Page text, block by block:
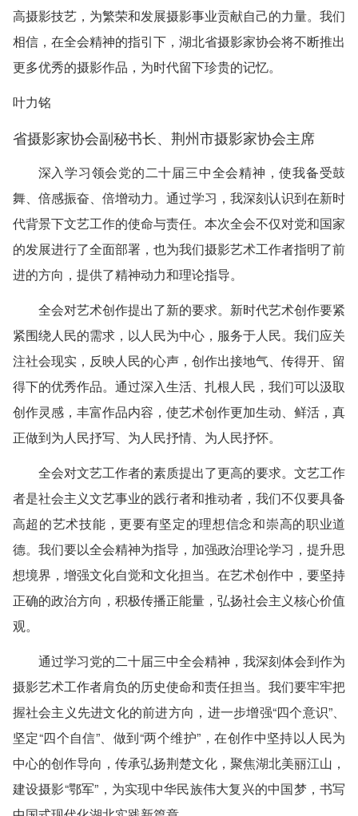
高摄影技艺，‌为繁荣和发展摄影事业贡献自己的力量。我们
相信，‌在全会精神的指引下，‌湖北省摄影家协会将不断推出
更多优秀的摄影作品，‌为时代留下珍贵的记忆。
叶力铭
省摄影家协会副秘书长、荆州市摄影家协会主席
深入学习领会党的二十届三中全会精神，使我备受鼓
舞、倍感振奋、倍增动力。通过学习，我深刻认识到在新时
代背景下文艺工作的使命与责任。本次全会不仅对党和国家
的发展进行了全面部署，也为我们摄影艺术工作者指明了前
进的方向，提供了精神动力和理论指导。
全会对艺术创作提出了新的要求。新时代艺术创作要紧
紧围绕人民的需求，以人民为中心，服务于人民。我们应关
注社会现实，反映人民的心声，创作出接地气、传得开、留
得下的优秀作品。通过深入生活、扎根人民，我们可以汲取
创作灵感，丰富作品内容，使艺术创作更加生动、鲜活，真
正做到为人民抒写、为人民抒情、为人民抒怀。
全会对文艺工作者的素质提出了更高的要求。文艺工作
者是社会主义文艺事业的践行者和推动者，我们不仅要具备
高超的艺术技能，更要有坚定的理想信念和崇高的职业道
德。我们要以全会精神为指导，加强政治理论学习，提升思
想境界，增强文化自觉和文化担当。在艺术创作中，要坚持
正确的政治方向，积极传播正能量，弘扬社会主义核心价值
观。
通过学习党的二十届三中全会精神，我深刻体会到作为
摄影艺术工作者肩负的历史使命和责任担当。我们要牢牢把
握社会主义先进文化的前进方向，进一步增强“四个意识”、
坚定“四个自信”、做到“两个维护”，在创作中坚持以人民为
中心的创作导向，传承弘扬荆楚文化，聚焦湖北美丽江山，
建设摄影“鄂军”，为实现中华民族伟大复兴的中国梦，书写